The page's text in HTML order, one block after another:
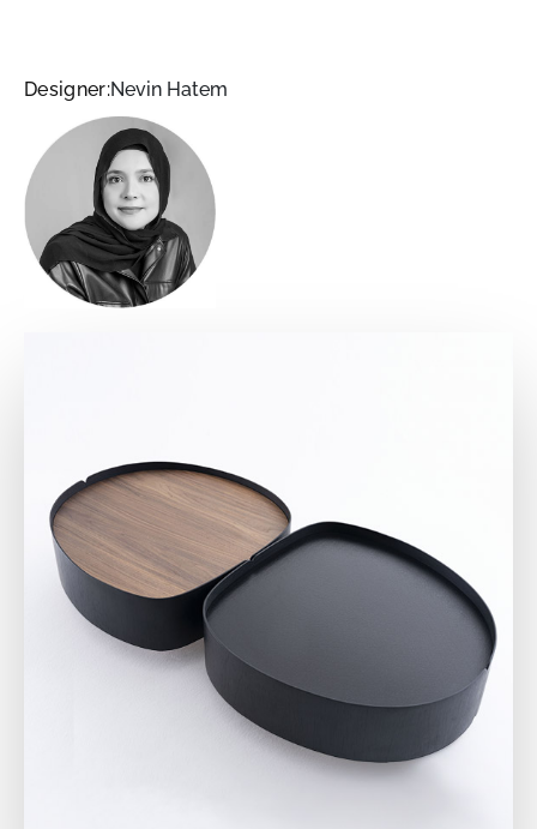
Designer:Nevin Hatem